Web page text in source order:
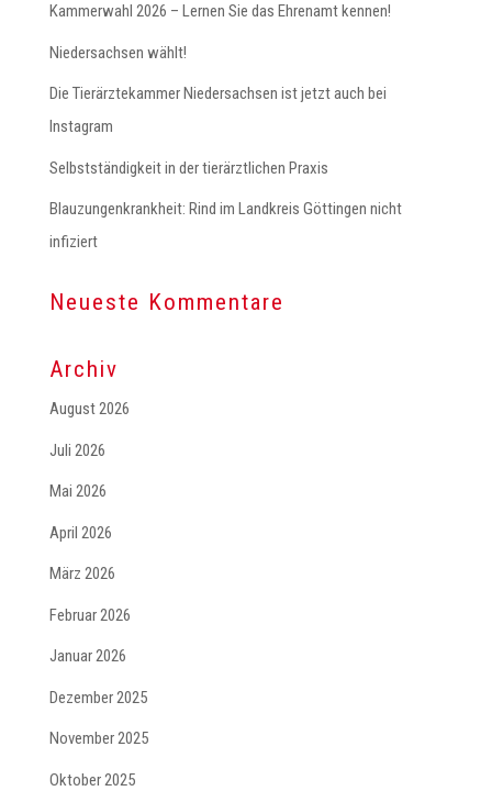
Kammerwahl 2026 – Lernen Sie das Ehrenamt kennen!
Niedersachsen wählt!
Die Tierärztekammer Niedersachsen ist jetzt auch bei
Instagram
Selbstständigkeit in der tierärztlichen Praxis
Blauzungenkrankheit: Rind im Landkreis Göttingen nicht
infiziert
Neueste Kommentare
Archiv
August 2026
Juli 2026
Mai 2026
April 2026
März 2026
Februar 2026
Januar 2026
Dezember 2025
November 2025
Oktober 2025